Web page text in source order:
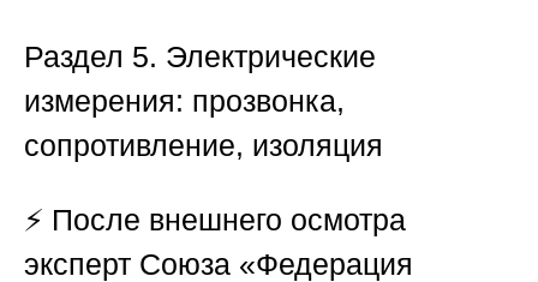
Раздел 5. Электрические
измерения: прозвонка,
сопротивление, изоляция
⚡ После внешнего осмотра
эксперт Союза «Федерация